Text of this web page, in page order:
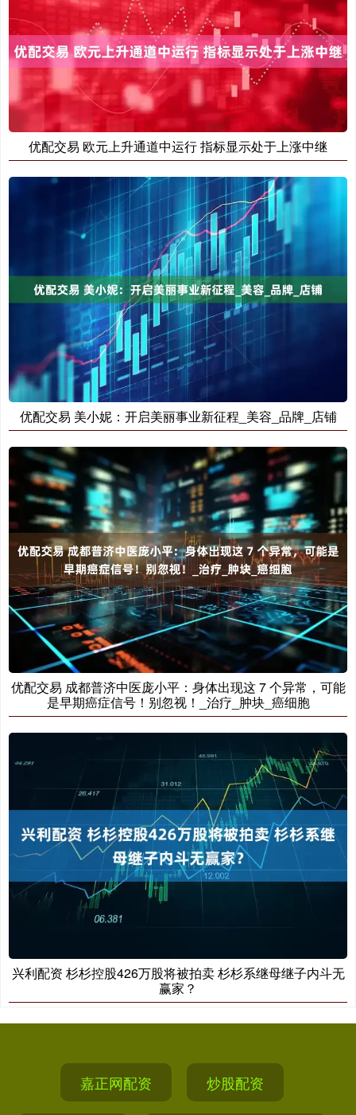
优配交易 欧元上升通道中运行 指标显示处于上涨中继
优配交易 美小妮：开启美丽事业新征程_美容_品牌_店铺
优配交易 成都普济中医庞小平：身体出现这 7 个异常，可能
是早期癌症信号！别忽视！_治疗_肿块_癌细胞
兴利配资 杉杉控股426万股将被拍卖 杉杉系继母继子内斗无
赢家？
嘉正网配资 炒股配资